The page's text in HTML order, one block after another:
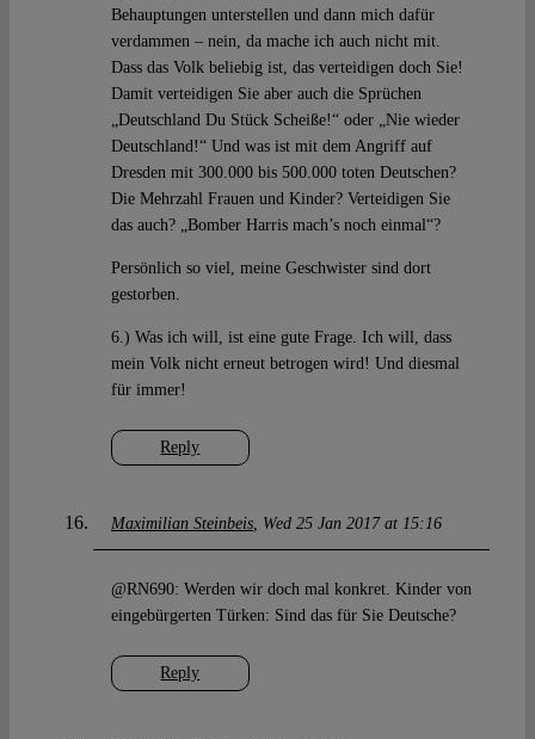
Reply
Behauptungen unterstellen und dann mich dafür
verdammen – nein, da mache ich auch nicht mit.
Dass das Volk beliebig ist, das verteidigen doch Sie!
Damit verteidigen Sie aber auch die Sprüchen
„Deutschland Du Stück Scheiße!“ oder „Nie wieder
Deutschland!“ Und was ist mit dem Angriff auf
Dresden mit 300.000 bis 500.000 toten Deutschen?
Die Mehrzahl Frauen und Kinder? Verteidigen Sie
das auch? „Bomber Harris mach’s noch einmal“?
Persönlich so viel, meine Geschwister sind dort
gestorben.
6.) Was ich will, ist eine gute Frage. Ich will, dass
mein Volk nicht erneut betrogen wird! Und diesmal
für immer!
Maximilian Steinbeis Wed 25 Jan 2017 at 15:16
Reply
@RN690: Werden wir doch mal konkret. Kinder von
eingebürgerten Türken: Sind das für Sie Deutsche?